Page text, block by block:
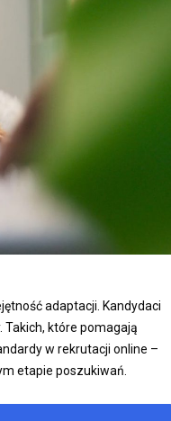
adaptacji. Kandydaci
Takich, które pomagają
w rekrutacji online –
etapie poszukiwań.